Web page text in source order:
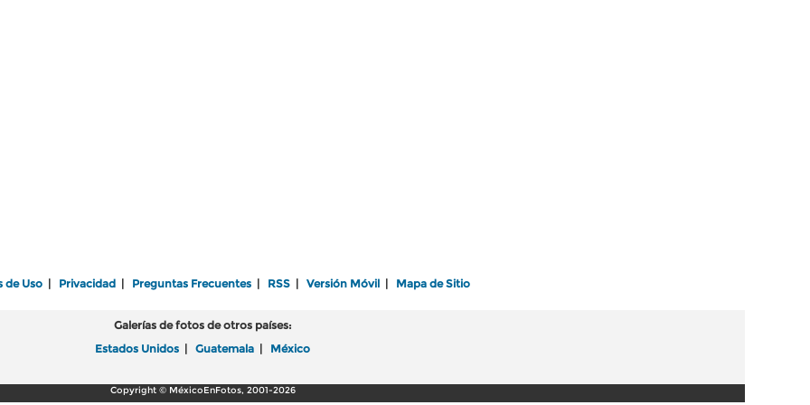
de Uso Privacidad Preguntas Frecuentes RSS Versión Móvil Mapa de Sitio
Galerías de fotos de otros países:
Estados Unidos
Guatemala México
Copyright © MéxicoEnFotos, 2001-2026